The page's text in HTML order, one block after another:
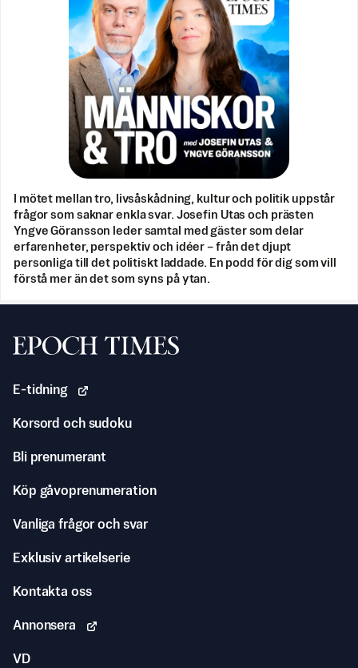
I mötet mellan tro, livsåskådning, kultur och politik uppstår
frågor som saknar enkla svar. Josefin Utas och prästen
Yngve Göransson leder samtal med gäster som delar
erfarenheter, perspektiv och idéer – från det djupt
personliga till det politiskt laddade. En podd för dig som vill
förstå mer än det som syns på ytan.
Svenska Epoch Times
E-tidning
Korsord och sudoku
Bli prenumerant
Köp gåvoprenumeration
Vanliga frågor och svar
Exklusiv artikelserie
Kontakta oss
Annonsera
VD